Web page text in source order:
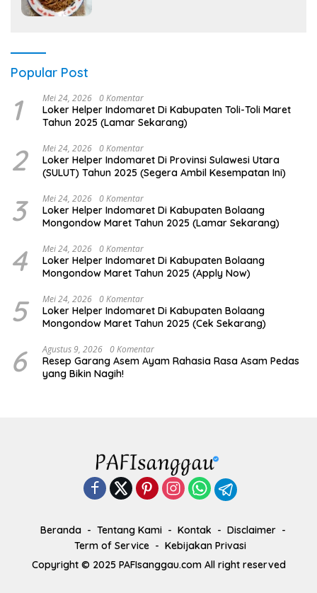
Popular Post
1 Mei 24, 2026 0 Komentar
Loker Helper Indomaret Di Kabupaten Toli-Toli Maret
Tahun 2025 (Lamar Sekarang)
2 Mei 24, 2026 0 Komentar
Loker Helper Indomaret Di Provinsi Sulawesi Utara
(SULUT) Tahun 2025 (Segera Ambil Kesempatan Ini)
3 Mei 24, 2026 0 Komentar
Loker Helper Indomaret Di Kabupaten Bolaang
Mongondow Maret Tahun 2025 (Lamar Sekarang)
4 Mei 24, 2026 0 Komentar
Loker Helper Indomaret Di Kabupaten Bolaang
Mongondow Maret Tahun 2025 (Apply Now)
5 Mei 24, 2026 0 Komentar
Loker Helper Indomaret Di Kabupaten Bolaang
Mongondow Maret Tahun 2025 (Cek Sekarang)
6 Agustus 9, 2026 0 Komentar
Resep Garang Asem Ayam Rahasia Rasa Asam Pedas
yang Bikin Nagih!
Beranda Tentang Kami Kontak
Disclaimer
Term of Service
Kebijakan Privasi
Copyright © 2025 PAFIsanggau.com All right reserved